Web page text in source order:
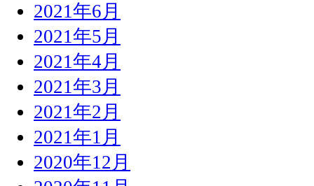
2021年6月
2021年5月
2021年4月
2021年3月
2021年2月
2021年1月
2020年12月